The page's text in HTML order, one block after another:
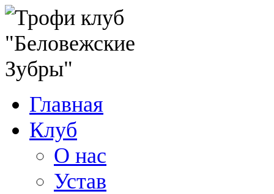
Главная
Клуб
О нас
Устав